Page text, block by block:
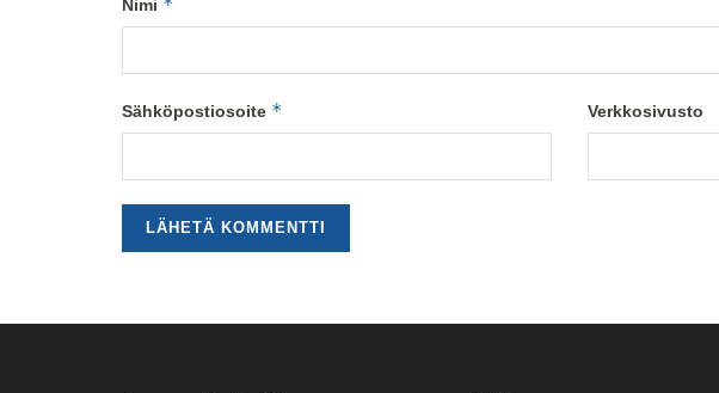
Nimi *
Sähköpostiosoite * Verkkosivusto